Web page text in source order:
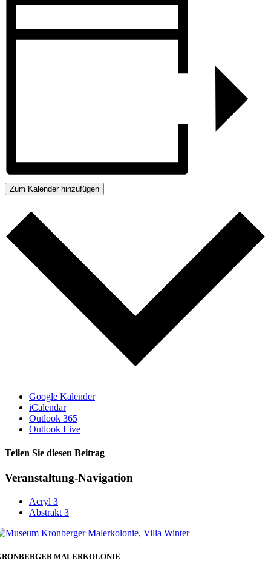
Zum Kalender hinzufügen
Google Kalender
iCalendar
Outlook 365
Outlook Live
Teilen Sie diesen Beitrag
Facebook
Veranstaltung-Navigation
Acryl 3
Abstrakt 3
MALERKOLONIE